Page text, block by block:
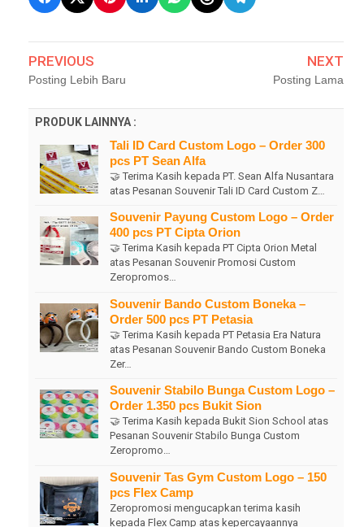
PREVIOUS
Posting Lebih Baru
NEXT
Posting Lama
PRODUK LAINNYA :
Tali ID Card Custom Logo – Order 300
pcs PT Sean Alfa
🤝 Terima Kasih kepada PT. Sean Alfa Nusantara
atas Pesanan Souvenir Tali ID Card Custom Z…
Souvenir Payung Custom Logo – Order
400 pcs PT Cipta Orion
🤝 Terima Kasih kepada PT Cipta Orion Metal
atas Pesanan Souvenir Promosi Custom
Zeropromos…
Souvenir Bando Custom Boneka –
Order 500 pcs PT Petasia
🤝 Terima Kasih kepada PT Petasia Era Natura
atas Pesanan Souvenir Bando Custom Boneka
Zer…
Souvenir Stabilo Bunga Custom Logo –
Order 1.350 pcs Bukit Sion
🤝 Terima Kasih kepada Bukit Sion School atas
Pesanan Souvenir Stabilo Bunga Custom
Zeropromo…
Souvenir Tas Gym Custom Logo – 150
pcs Flex Camp
Zeropromosi mengucapkan terima kasih
kepada Flex Camp atas kepercayaannya